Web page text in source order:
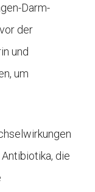
Darm-
der
und
um
die